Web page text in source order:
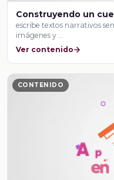
Construyendo un
escribe textos narrativos
imágenes y …
Ver contenido
CONTENIDO